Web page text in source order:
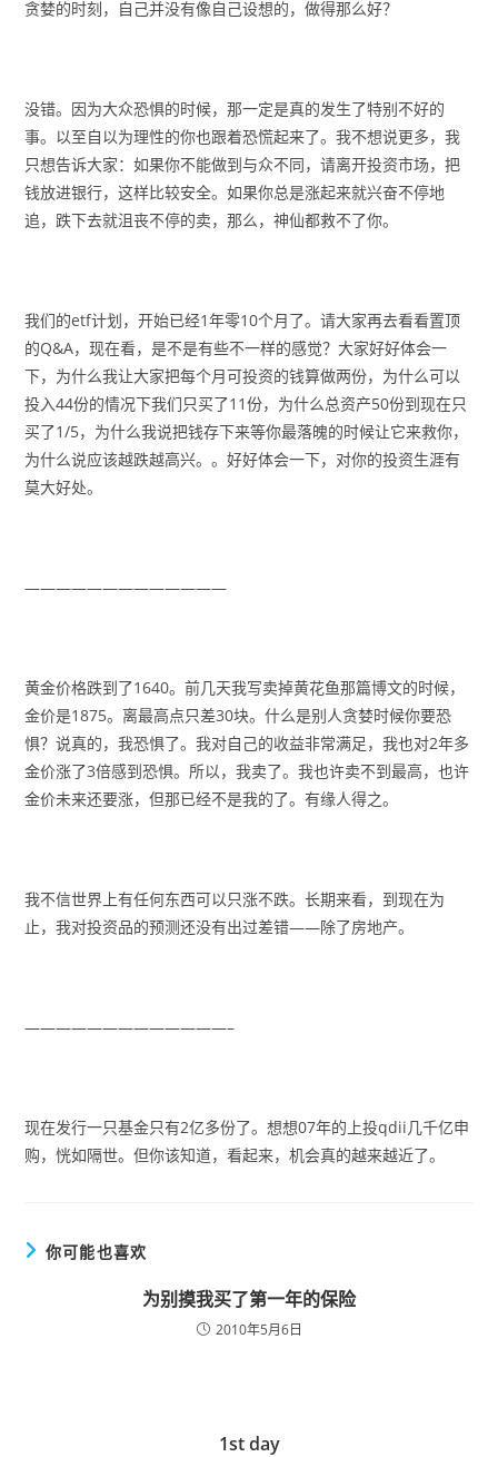
贪婪的时刻，自己并没有像自己设想的，做得那么好？
没错。因为大众恐惧的时候，那一定是真的发生了特别不好的
事。以至自以为理性的你也跟着恐慌起来了。我不想说更多，我
只想告诉大家：如果你不能做到与众不同，请离开投资市场，把
钱放进银行，这样比较安全。如果你总是涨起来就兴奋不停地
追，跌下去就沮丧不停的卖，那么，神仙都救不了你。
我们的etf计划，开始已经1年零10个月了。请大家再去看看置顶
的Q&A，现在看，是不是有些不一样的感觉？大家好好体会一
下，为什么我让大家把每个月可投资的钱算做两份，为什么可以
投入44份的情况下我们只买了11份，为什么总资产50份到现在只
买了1/5，为什么我说把钱存下来等你最落魄的时候让它来救你，
为什么说应该越跌越高兴。。好好体会一下，对你的投资生涯有
莫大好处。
—————————————
黄金价格跌到了1640。前几天我写卖掉黄花鱼那篇博文的时候，
金价是1875。离最高点只差30块。什么是别人贪婪时候你要恐
惧？说真的，我恐惧了。我对自己的收益非常满足，我也对2年多
金价涨了3倍感到恐惧。所以，我卖了。我也许卖不到最高，也许
金价未来还要涨，但那已经不是我的了。有缘人得之。
我不信世界上有任何东西可以只涨不跌。长期来看，到现在为
止，我对投资品的预测还没有出过差错——除了房地产。
—————————————–
现在发行一只基金只有2亿多份了。想想07年的上投qdii几千亿申
购，恍如隔世。但你该知道，看起来，机会真的越来越近了。
你可能也喜欢
为别摸我买了第一年的保险
2010年5月6日
1st day